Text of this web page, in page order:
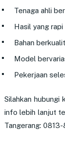
Tenaga ahli
Hasil yang rapi
Bahan
Model
Pekerjaan
Silahkan hubungi
info lebih lanjut
Tangerang: